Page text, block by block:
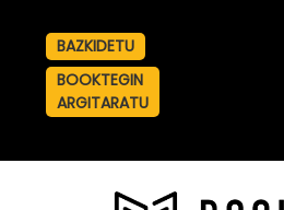
BAZKIDETU
BOOKTEGIN
ARGITARATU